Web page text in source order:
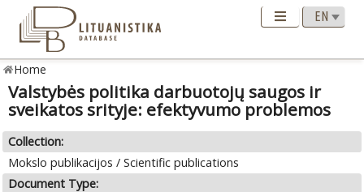
Home
Valstybės politika darbuotojų saugos ir
sveikatos srityje: efektyvumo problemos
Collection:
Mokslo publikacijos / Scientific publications
Document Type: